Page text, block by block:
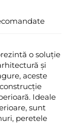
o soluție
și
aceste
Ideale
sunt
peretele